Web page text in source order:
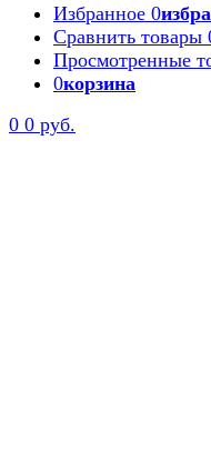
Избранное 0
Сравнить товары
Просмотренные
0корзина
0 0 руб.